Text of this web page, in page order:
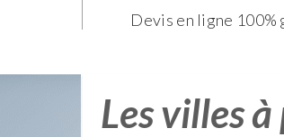
Devis en ligne
Les villes